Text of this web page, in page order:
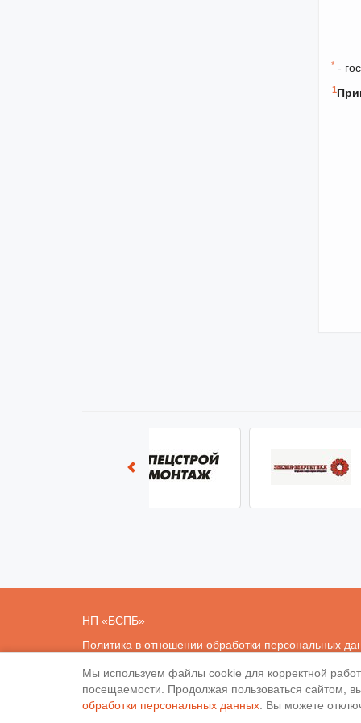
*-
1
НП «БСПБ»
Политика в отношении обработки персональных
Мы используем файлы cookie для корректной
посещаемости. Продолжая пользоваться сайтом,
обработки персональных данных . Вы можете